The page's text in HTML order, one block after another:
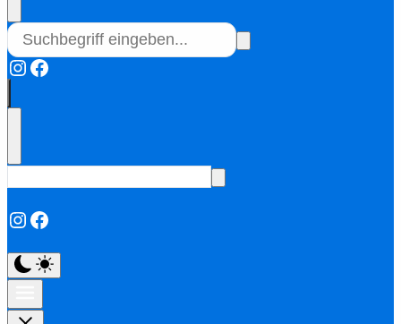
Instagram
Facebook
Instagram
Facebook